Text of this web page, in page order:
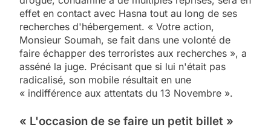
effet en contact avec Hasna tout au long de ses
recherches d'hébergement. « Votre action,
Monsieur Soumah, se fait dans une volonté de
faire échapper des terroristes aux recherches », a
asséné la juge. Précisant que si lui n'était pas
radicalisé, son mobile résultait en une
« indifférence aux attentats du 13 Novembre ».
« L'occasion de se faire un petit billet »